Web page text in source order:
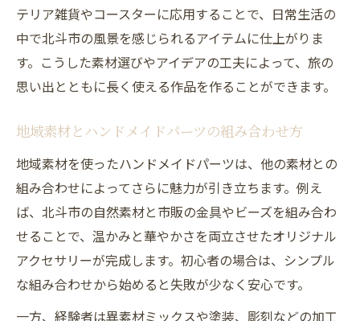
テリア雑貨やコースターに応用することで、日常生活の
中で北斗市の風景を感じられるアイテムに仕上がりま
す。こうした素材選びやアイデアの工夫によって、旅の
思い出とともに長く使える作品を作ることができます。
地域素材とハンドメイドパーツの組み合わせ方
地域素材を使ったハンドメイドパーツは、他の素材との
組み合わせによってさらに魅力が引き立ちます。例え
ば、北斗市の自然素材と市販の金具やビーズを組み合わ
せることで、温かみと華やかさを両立させたオリジナル
アクセサリーが完成します。初心者の場合は、シンプル
な組み合わせから始めると失敗が少なく安心です。
一方、経験者は異素材ミックスや塗装、彫刻などの加工